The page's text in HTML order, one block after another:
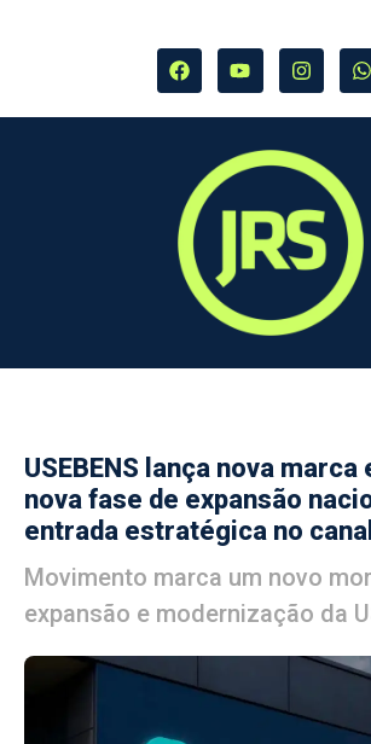
USEBENS lança nova marca
nova fase de expansão
entrada estratégica no
Movimento marca um novo
expansão e modernização da